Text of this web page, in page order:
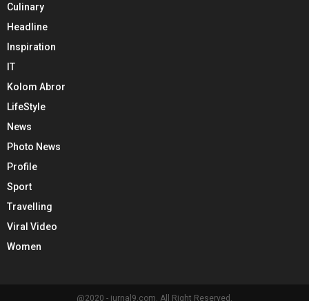
Culinary
Headline
Inspiration
IT
Kolom Abror
LifeStyle
News
Photo News
Profile
Sport
Travelling
Viral Video
Women
@2020 - jurnal9.com. All Right Reserved.